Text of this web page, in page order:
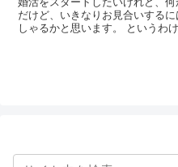
だけど、いきなりお見合いする
しゃるかと思います。 というわけで、婚活初心者の方でも大丈夫そ